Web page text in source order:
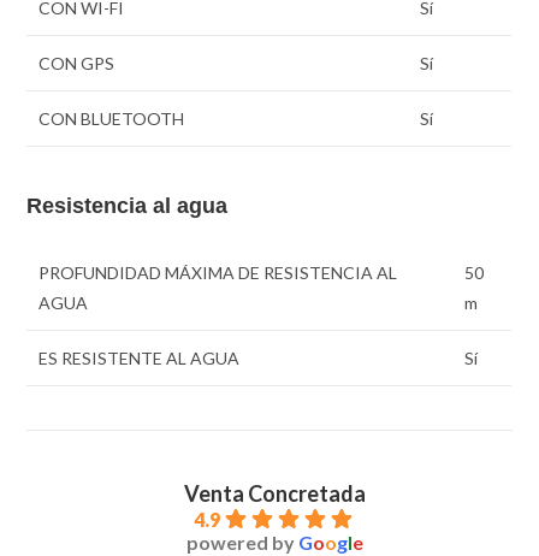
CON WI-FI Sí
CON GPS Sí
CON BLUETOOTH Sí
Resistencia al agua
PROFUNDIDAD MÁXIMA DE RESISTENCIA AL
AGUA
50
m
ES RESISTENTE AL AGUA Sí
Venta Concretada
4.9
powered by Google